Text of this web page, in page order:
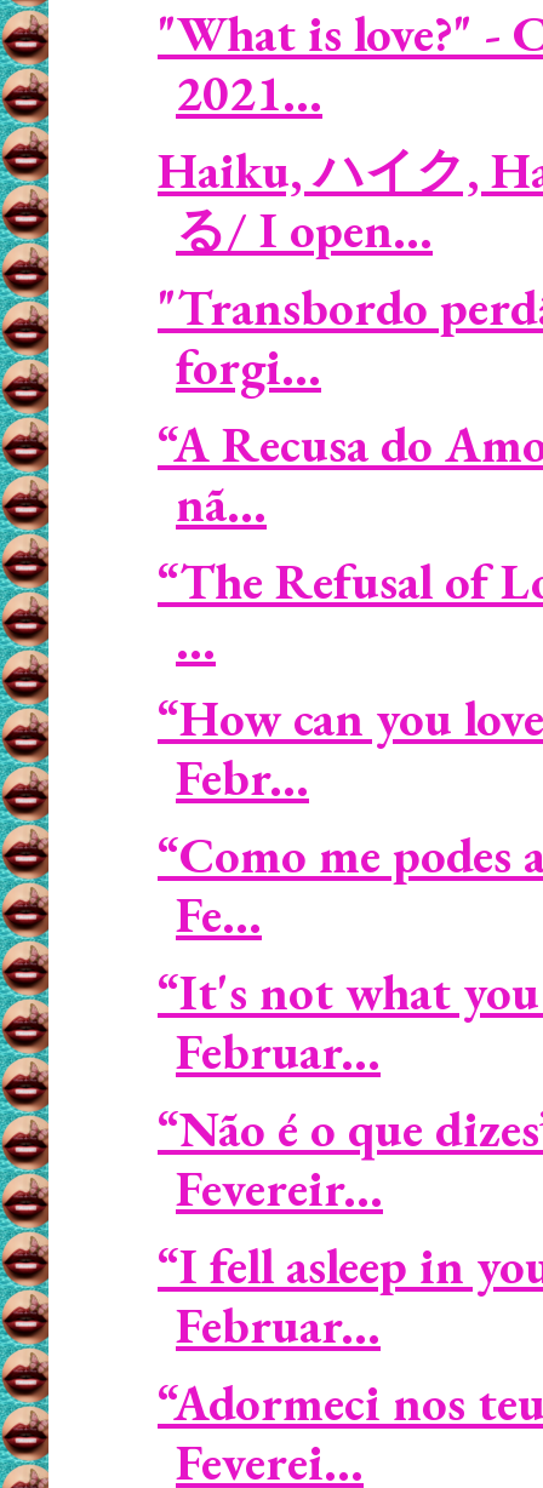
"What is love?" -
2021...
Haiku, ハイク,
る/ I open...
"Transbordo
forgi...
“A Recusa do
nã...
“The Refusal of
...
“How can you
Febr...
“Como me podes
Fe...
“It's not what
Februar...
“Não é o que
Fevereir...
“I fell asleep in
Februar...
“Adormeci nos
Feverei...